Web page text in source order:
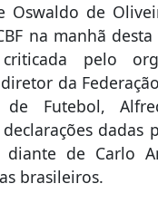
Oswaldo de
na manhã
pelo
da
de Futebol,
dadas
diante de Carlo
brasileiros.